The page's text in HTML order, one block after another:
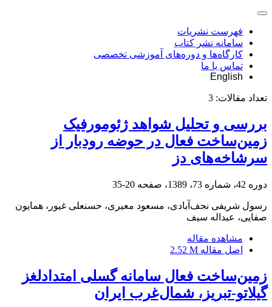
فهرست نشریات
سامانه نشر کتاب
کارگاه‌ها و دوره‌های آموزشی تخصصی
تماس با ما
English
تعداد مقالات: 3
بررسی و تحلیل شواهد ژئومورفیک
زمین‌ساخت فعال در حوضه رودبار از
سرشاخه‌های دز
دوره 42، شماره 73، 1389، صفحه 20-35
رسول شریفی نجف‌آبادی، مسعود معیری، حسنعلی غیور، همایون
صفایی، عبداله سیف
مشاهده مقاله
اصل مقاله 2.52 M
زمین‌ساخت فعال سامانه گسلی امتدادلغز
گیلاتو-تبریز، شمال‌غرب ایران